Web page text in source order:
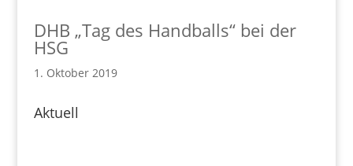
DHB „Tag des Handballs“ bei der
HSG
1. Oktober 2019
Aktuell